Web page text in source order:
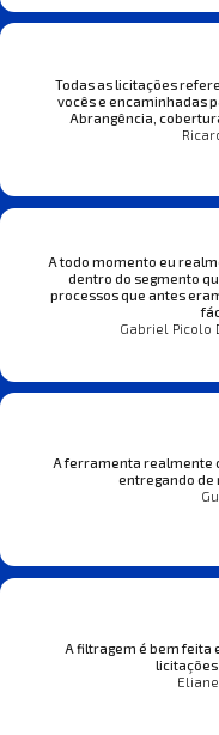
Todas as licitações
vocês e encaminhadas
Abrangência,
A todo momento eu
dentro do segmento
processos que antes
Gabriel Picolo
A ferramenta realmente
entregando de
A filtragem é bem feita
licitações